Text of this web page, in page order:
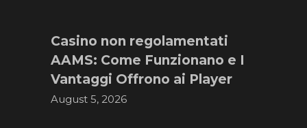
Casino non regolamentati
AAMS: Come Funzionano e I
Vantaggi Offrono ai Player
August 5, 2026